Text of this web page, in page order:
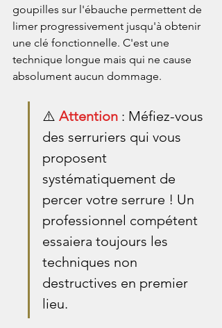
goupilles sur l'ébauche permettent de
limer progressivement jusqu'à obtenir
une clé fonctionnelle. C'est une
technique longue mais qui ne cause
absolument aucun dommage.
⚠️ Attention : Méfiez-vous
des serruriers qui vous
proposent
systématiquement de
percer votre serrure ! Un
professionnel compétent
essaiera toujours les
techniques non
destructives en premier
lieu.